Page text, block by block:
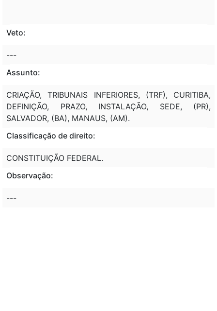
Veto:
---
Assunto:
CRIAÇÃO, TRIBUNAIS INFERIORES, (TRF), CURITIBA,
DEFINIÇÃO, PRAZO, INSTALAÇÃO, SEDE, (PR),
SALVADOR, (BA), MANAUS, (AM).
Classificação de direito:
CONSTITUIÇÃO FEDERAL.
Observação:
---